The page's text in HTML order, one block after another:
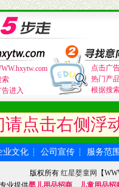
的波动，并给予相应的政策
换货保障制度，保证经销商合
出各种终端促销活动来帮助
用装等）
，使经销商商融入公司经营
捷、灵活、安全、高效和准
际前缘产品，完善母婴、儿
好的支持和服务。
件、网上留言等方式与我公
人员取得联系之后需详细阅
索
进入
点击广
热门产
根据搜
点击右侧浮
业文化 ┆ 公司宣传 ┆ 服务范围
版权所有 红星婴童网 【
业提供婴儿用品招商、 儿童用品招